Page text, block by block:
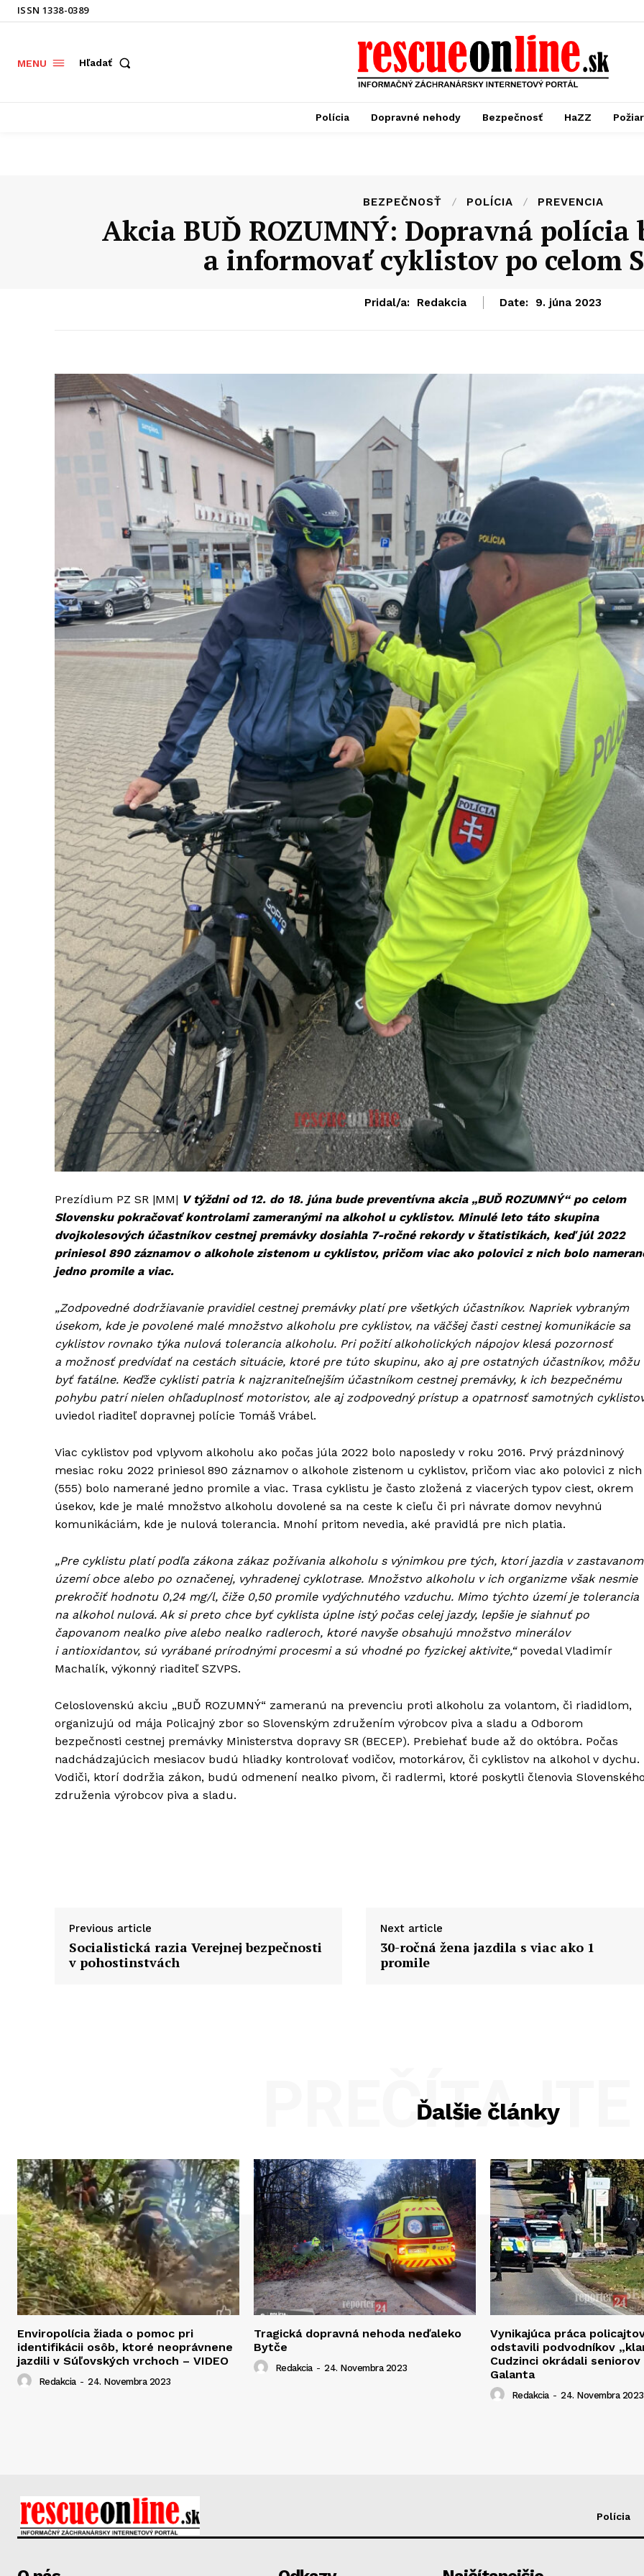
ISSN 1338-0389
MENU Hľadať
Polícia Dopravné nehody Bezpečnosť HaZZ
BEZPEČNOSŤ POLÍCIA PREVENCIA
Akcia BUĎ ROZUMNÝ: Dopravná
a informovať cyklistov po celom
Pridal/a: Redakcia Date: 9. júna 2023
Prezídium PZ SR |MM| V týždni od 12. do 18. júna bude preventívna akcia „BUĎ ROZUMNÝ“ po celom
Slovensku pokračovať kontrolami zameranými na alkohol u cyklistov. Minulé leto táto skupina
dvojkolesových účastníkov cestnej premávky dosiahla 7-ročné rekordy v štatistikách, keď júl 2022
priniesol 890 záznamov o alkohole zistenom u cyklistov, pričom viac ako polovici z nich bolo
jedno promile a viac.
„Zodpovedné dodržiavanie pravidiel cestnej premávky platí pre všetkých účastníkov. Napriek vybraným
úsekom, kde je povolené malé množstvo alkoholu pre cyklistov, na väčšej časti cestnej komunikácie sa
cyklistov rovnako týka nulová tolerancia alkoholu. Pri požití alkoholických nápojov klesá pozornosť
a možnosť predvídať na cestách situácie, ktoré pre túto skupinu, ako aj pre ostatných účastníkov, môžu
byť fatálne. Keďže cyklisti patria k najzraniteľnejším účastníkom cestnej premávky, k ich bezpečnému
pohybu patrí nielen ohľaduplnosť motoristov, ale aj zodpovedný prístup a opatrnosť samotných
uviedol riaditeľ dopravnej polície Tomáš Vrábel.
Viac cyklistov pod vplyvom alkoholu ako počas júla 2022 bolo naposledy v roku 2016. Prvý prázdninový
mesiac roku 2022 priniesol 890 záznamov o alkohole zistenom u cyklistov, pričom viac ako polovici z nich
(555) bolo namerané jedno promile a viac. Trasa cyklistu je často zložená z viacerých typov ciest, okrem
úsekov, kde je malé množstvo alkoholu dovolené sa na ceste k cieľu či pri návrate domov nevyhnú
komunikáciám, kde je nulová tolerancia. Mnohí pritom nevedia, aké pravidlá pre nich platia.
„Pre cyklistu platí podľa zákona zákaz požívania alkoholu s výnimkou pre tých, ktorí jazdia v zastavanom
území obce alebo po označenej, vyhradenej cyklotrase. Množstvo alkoholu v ich organizme však nesmie
prekročiť hodnotu 0,24 mg/l, čiže 0,50 promile vydýchnutého vzduchu. Mimo týchto území je tolerancia
na alkohol nulová. Ak si preto chce byť cyklista úplne istý počas celej jazdy, lepšie je siahnuť po
čapovanom nealko pive alebo nealko radleroch, ktoré navyše obsahujú množstvo minerálov
i antioxidantov, sú vyrábané prírodnými procesmi a sú vhodné po fyzickej aktivite,“ povedal Vladimír
Machalík, výkonný riaditeľ SZVPS.
Celoslovenskú akciu „BUĎ ROZUMNÝ“ zameranú na prevenciu proti alkoholu za volantom, či riadidlom,
organizujú od mája Policajný zbor so Slovenským združením výrobcov piva a sladu a Odborom
bezpečnosti cestnej premávky Ministerstva dopravy SR (BECEP). Prebiehať bude až do októbra. Počas
nadchádzajúcich mesiacov budú hliadky kontrolovať vodičov, motorkárov, či cyklistov na alkohol v dychu.
Vodiči, ktorí dodržia zákon, budú odmenení nealko pivom, či radlermi, ktoré poskytli členovia
združenia výrobcov piva a sladu.
Previous article
Socialistická razia Verejnej bezpečnosti
v pohostinstvách
Next article
30-ročná žena jazdila s viac ako 1
promile
Ďalšie články
Enviropolícia žiada o pomoc pri
identifikácii osôb, ktoré neoprávnene
jazdili v Súľovských vrchoch – VIDEO
Redakcia - 24. Novembra 2023
Tragická dopravná nehoda neďaleko
Bytče
Redakcia - 24. Novembra 2023
Vynikajúca práca
odstavili podvodníkov
Cudzinci okrádali
Galanta
Redakcia - 24. Novembra 2023
Polícia